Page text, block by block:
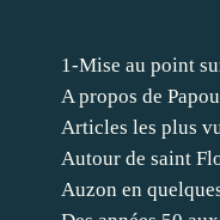
1-Mise au point
A propos de
Articles les plus
Autour de saint
Auzon en